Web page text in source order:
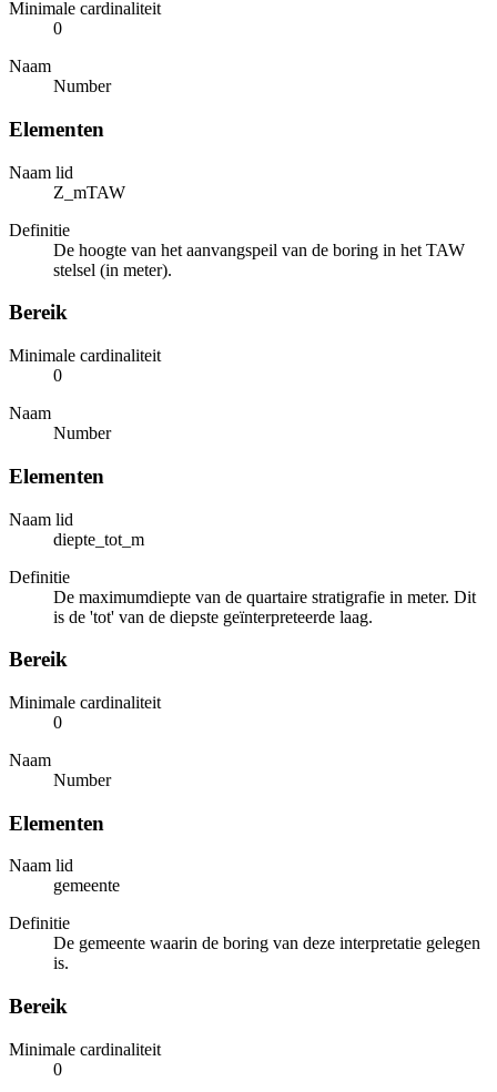
Minimale cardinaliteit
0
Naam
Number
Elementen
Naam lid
Z_mTAW
Definitie
De hoogte van het aanvangspeil van de boring in het TAW
stelsel (in meter).
Bereik
Minimale cardinaliteit
0
Naam
Number
Elementen
Naam lid
diepte_tot_m
Definitie
De maximumdiepte van de quartaire stratigrafie in meter. Dit
is de 'tot' van de diepste geïnterpreteerde laag.
Bereik
Minimale cardinaliteit
0
Naam
Number
Elementen
Naam lid
gemeente
Definitie
De gemeente waarin de boring van deze interpretatie gelegen
is.
Bereik
Minimale cardinaliteit
0